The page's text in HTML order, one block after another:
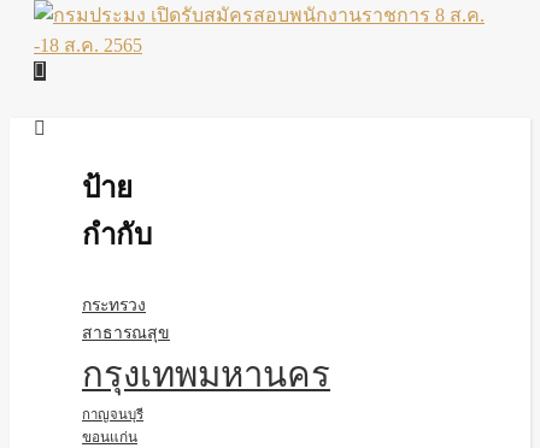
ป้าย
กำกับ
กระทรวง
สาธารณสุข
กรุงเทพมหานคร
กาญจนบุรี
ขอนแก่น